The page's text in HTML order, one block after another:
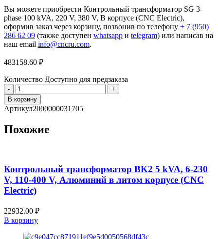
Вы можете приобрести Контрольный трансформатор SG 3-
phase 100 kVA, 220 V, 380 V, В корпусе (CNC Electric),
оформив заказ через корзину, позвонив по телефону + 7 (950)
286 62 09 (также доступен whatsapp и telegram) или написав на
наш email info@cncru.com.
483158.60 ₽
Количество Доступно для предзаказа
Количество
товара
Контрольный
трансформатор
3-
220
V,
380
V,
корпусе
(CNC
В корзину
Артикул2000000031705
Похожие
Контрольный трансформатор BK2 5 kVA, 6-230
V, 110-400 V, Алюминий в литом корпусе (CNC
Electric)
22932.00 ₽
В корзину